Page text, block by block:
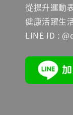
從提升運動
健康活躍生
LINE ID :